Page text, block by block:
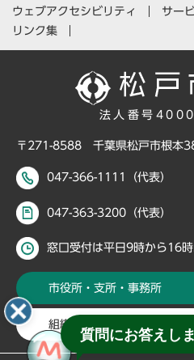
ウェブアクセシビリティ
サー
リンク集
法人番号
〒271-8588 千葉県松戸市根本
047-366-1111（代表）
047-363-3200（代表）
窓口受付は平日9時から16
市役所・支所・事務所
組織・部署から探す
質問にお答えし